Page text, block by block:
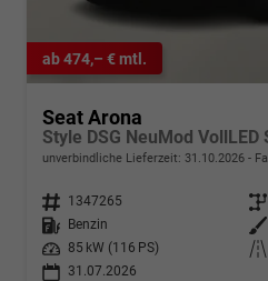
ab 474,– € mtl.
Seat Arona
Style DSG NeuMod VollLED
unverbindliche Lieferzeit: 31.10.2026
Fahrzeugnr. 1347265 Getriebe
Kraftstoff
Benzin Außenfarbe
Leistung
85 kW (116 PS) Kilometerstand
31.07.2026